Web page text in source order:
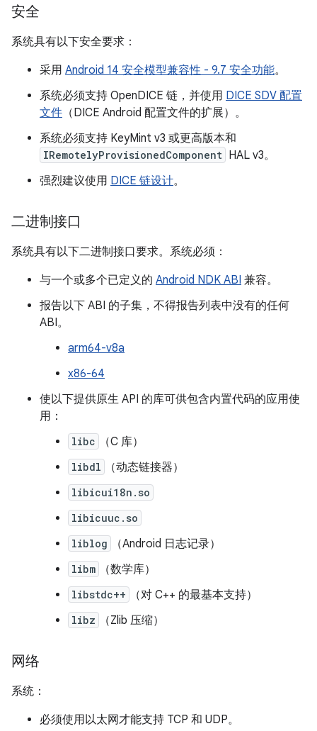
安全
系统具有以下安全要求：
采用 Android 14 安全模型兼容性 - 9.7 安全功能。
系统必须支持 OpenDICE 链，并使用 DICE SDV 配置
文件 （DICE Android 配置文件的扩展）。
系统必须支持 KeyMint v3 或更高版本和
IRemotelyProvisionedComponent HAL v3。
强烈建议使用 DICE 链设计。
二进制接口
系统具有以下二进制接口要求。系统必须：
与一个或多个已定义的 Android NDK ABI 兼容。
报告以下 ABI 的子集，不得报告列表中没有的任何
ABI。
arm64-v8a
x86-64
使以下提供原生 API 的库可供包含内置代码的应用使
用：
libc （C 库）
libdl （动态链接器）
libicui18n.so
libicuuc.so
liblog
（Android 日志记录）
libm （数学库）
libstdc++ （对 C++ 的最基本支持）
libz （Zlib 压缩）
网络
系统：
必须使用以太网才能支持 TCP 和 UDP。